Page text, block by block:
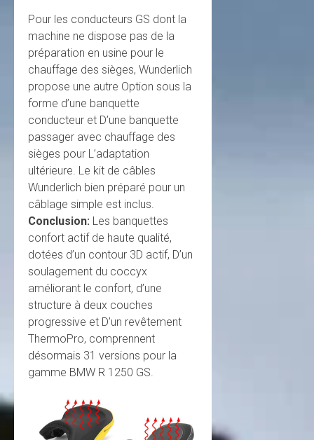
Pour les conducteurs GS dont la
machine ne dispose pas de la
préparation en usine pour le
chauffage des sièges, Wunderlich
propose une autre Option sous la
forme d’une banquette
conducteur et D’une banquette
passager avec chauffage des
sièges pour L’adaptation
ultérieure. Le kit de câbles
Wunderlich bien préparé pour un
câblage simple est inclus.
Conclusion: Les banquettes
confort actif de haute qualité,
dotées d’un contour 3D actif, D’un
soulagement du coccyx
améliorant le confort, d’une
structure à deux couches
progressive et D’un revêtement
ThermoPro, comprennent
désormais 31 versions pour la
gamme BMW R 1250 GS.